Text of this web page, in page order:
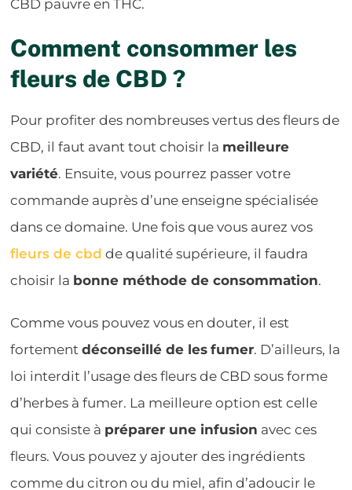
CBD pauvre en THC.
Comment consommer les
fleurs de CBD ?
Pour profiter des nombreuses vertus des fleurs de
CBD, il faut avant tout choisir la meilleure
variété. Ensuite, vous pourrez passer votre
commande auprès d’une enseigne spécialisée
dans ce domaine. Une fois que vous aurez vos
fleurs de cbd de qualité supérieure, il faudra
choisir la bonne méthode de consommation.
Comme vous pouvez vous en douter, il est
fortementdéconseillé de les fumer. D’ailleurs, la
loi interdit l’usage des fleurs de CBD sous forme
d’herbes à fumer. La meilleure option est celle
qui consiste à préparer une infusion avec ces
fleurs. Vous pouvez y ajouter des ingrédients
comme du citron ou du miel, afin d’adoucir le